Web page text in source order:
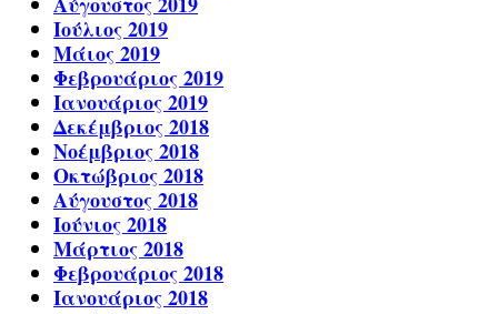
Ιούλιος 2019
Μάιος 2019
Φεβρουάριος 2019
Ιανουάριος 2019
Δεκέμβριος 2018
Νοέμβριος 2018
Οκτώβριος 2018
Αύγουστος 2018
Ιούνιος 2018
Μάρτιος 2018
Φεβρουάριος 2018
Ιανουάριος 2018